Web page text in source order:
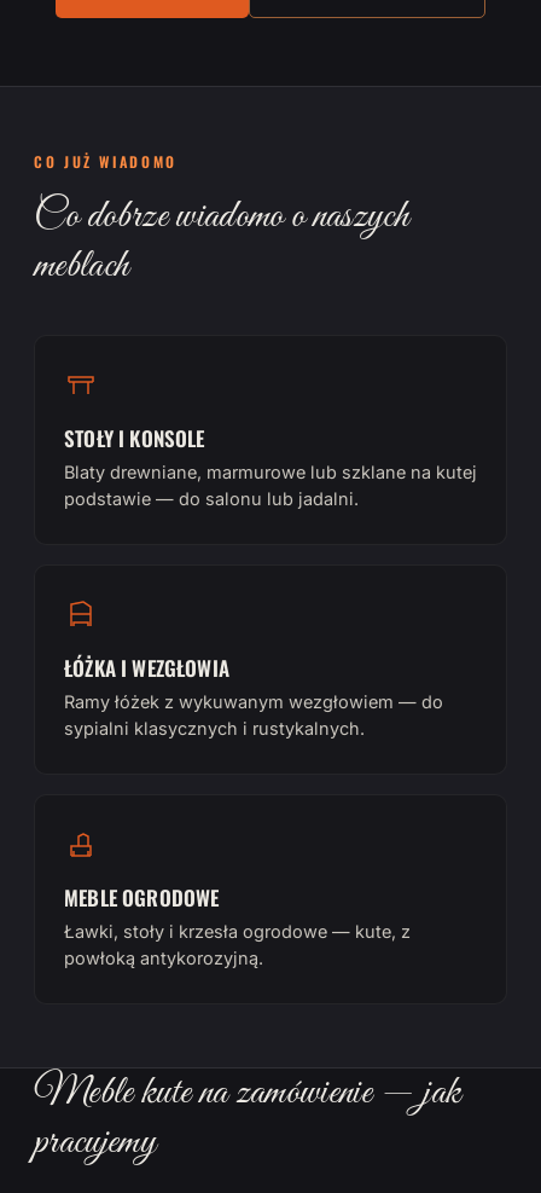
CO JUŻ WIADOMO
Co dobrze wiadomo o naszych
meblach
STOŁY I KONSOLE
Blaty drewniane, marmurowe lub szklane na kutej
podstawie — do salonu lub jadalni.
ŁÓŻKA I WEZGŁOWIA
Ramy łóżek z wykuwanym wezgłowiem — do
sypialni klasycznych i rustykalnych.
MEBLE OGRODOWE
Ławki, stoły i krzesła ogrodowe — kute, z
powłoką antykorozyjną.
Meble kute na zamówienie — jak
pracujemy